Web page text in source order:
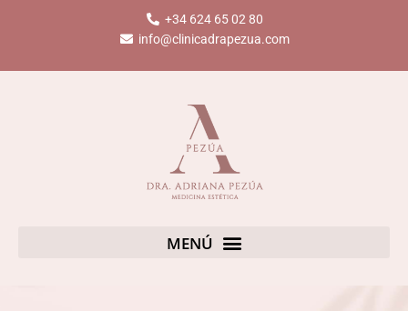
+34 624 65 02 80
info@clinicadrapezua.com